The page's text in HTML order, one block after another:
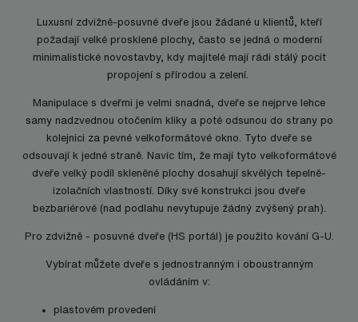
Luxusní zdvižně-posuvné dveře jsou žádané u klientů, kteří
požadají velké prosklené plochy, často se jedná o moderní
minimalistické novostavby, kdy majitelé mají rádi stálý pocit
propojení s přírodou a zelení.
Manipulace s dveřmi je velmi snadná, dveře se nejprve lehce
samy nadzvednou otočením kliky a poté odsunou do strany po
kolejnici za pevné velkoformátové okno. Tyto dveře se
odsouvají k jedné straně. Navíc tím, že mají tyto velkoformátové
dveře velký podíl skleněné plochy dosahují skvělých tepelně-
izolačních vlastností. Díky své konstrukci jsou dveře
bezbariérové (nad podlahu nevytupuje žádný zvýšený prah).
Pro zdvižně - posuvné dveře (HS portál) je použito kování G-U.
Vybírat můžete dveře s jednostranným i oboustranným
ovládáním v:
plastovém provedení